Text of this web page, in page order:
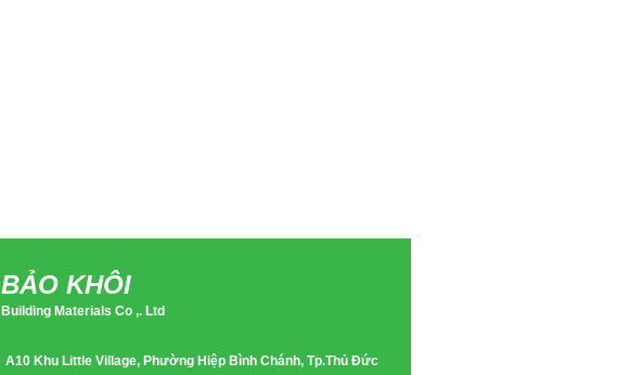
BẢO KHÔI
Building Materials Co ,. Ltd
A10 Khu Little Village, Phường Hiệp Bình Chánh, Tp.Thủ Đức